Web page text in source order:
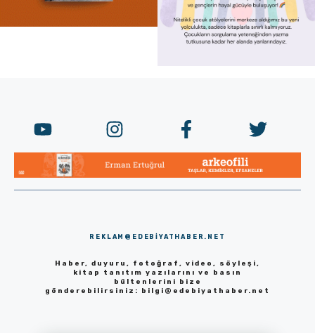
REKLAM@EDEBIYATHABER.NET
Haber, duyuru, fotoğraf, video, söyleşi,
kitap tanıtım yazılarını ve basın
bültenlerini bize
gönderebilirsiniz: bilgi@edebiyathaber.net